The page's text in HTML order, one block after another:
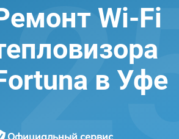
Wi-Fi
в Уфе
Официальный сервис